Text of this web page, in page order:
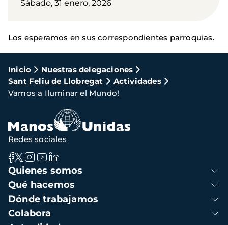
Sábado, 31 enero, 2026
Los esperamos en sus correspondientes parroquias.
Ruta
de
navegación
Inicio
Nuestras delegaciones
Sant Feliu de Llobregat
Actividades
Vamos a Iluminar el Mundo!
Navegación
principal
Quienes somos
Qué hacemos
Dónde trabajamos
Colabora
Redes sociales